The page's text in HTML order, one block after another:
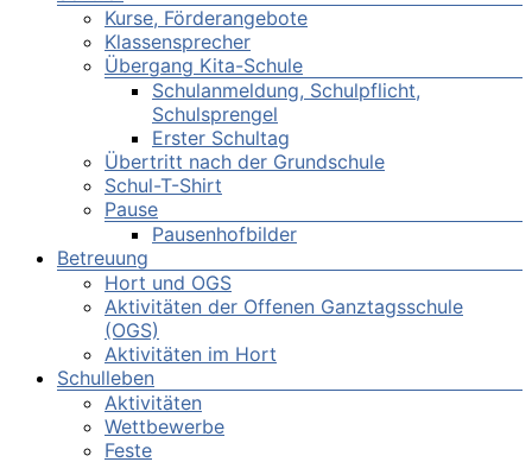
Kurse, Förderangebote
Klassensprecher
Übergang Kita-Schule
Schulanmeldung, Schulpflicht,
Schulsprengel
Erster Schultag
Übertritt nach der Grundschule
Schul-T-Shirt
Pause
Pausenhofbilder
Betreuung
Hort und OGS
Aktivitäten der Offenen Ganztagsschule
(OGS)
Aktivitäten im Hort
Schulleben
Aktivitäten
Wettbewerbe
Feste